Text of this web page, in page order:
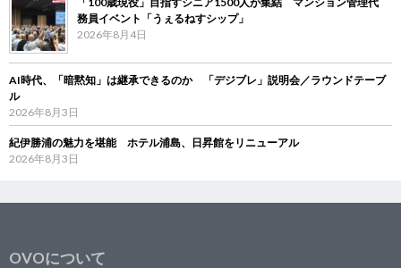
務員イベント「うぇるねすシップ」
2026年8月4日
AI時代、「暗黙知」は継承できるのか 「デジブレ」説明会／ラウンドテーブ
ル
2026年8月3日
紀伊勝浦の魅力を堪能 ホテル浦島、日昇館をリニューアル
2026年8月3日
OVOについて